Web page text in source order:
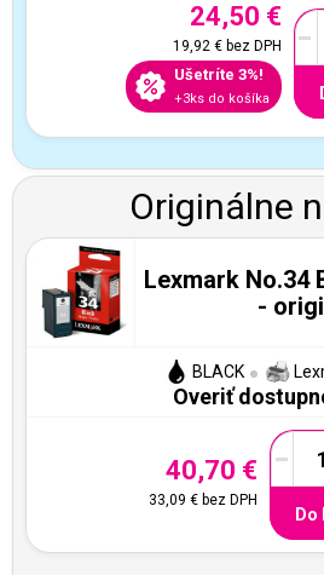
24,50 €
19,92 €bez DPH
Ušetríte 3%!
+3ks do košíka
-
Originálne
Lexmark No.34
-
BLACK
Overiť
40,70 €
33,09 € bez DPH
-
Do